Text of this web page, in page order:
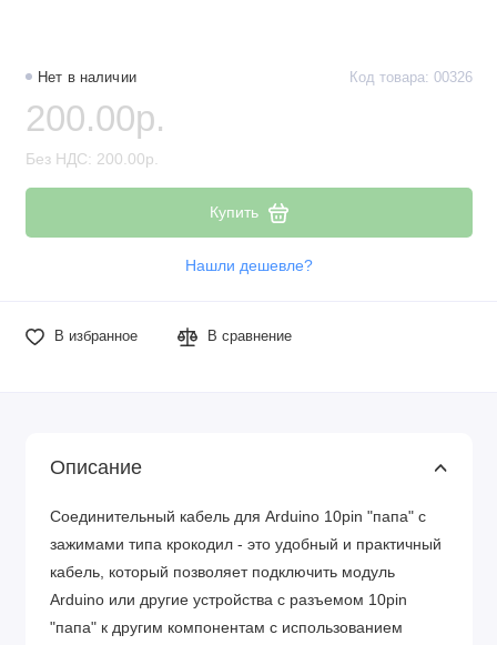
Нет в наличии Код товара: 00326
200.00р.
Без НДС: 200.00р.
Купить
Нашли дешевле?
В избранное В сравнение
Описание
Соединительный кабель для Arduino 10pin "папа" с
зажимами типа крокодил - это удобный и практичный
кабель, который позволяет подключить модуль
Arduino или другие устройства с разъемом 10pin
"папа" к другим компонентам с использованием